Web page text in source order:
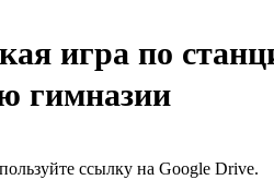
игра по
гимназии
ссылку на Google Drive.